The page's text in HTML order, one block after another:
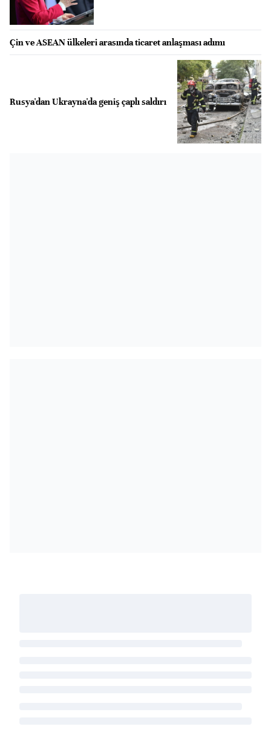
Çin ve ASEAN ülkeleri arasında ticaret anlaşması adımı
Rusya'dan Ukrayna'da geniş çaplı saldırı